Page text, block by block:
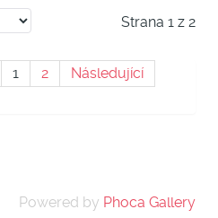
Strana 1 z 2
1 2
Následující
Powered by Phoca Gallery